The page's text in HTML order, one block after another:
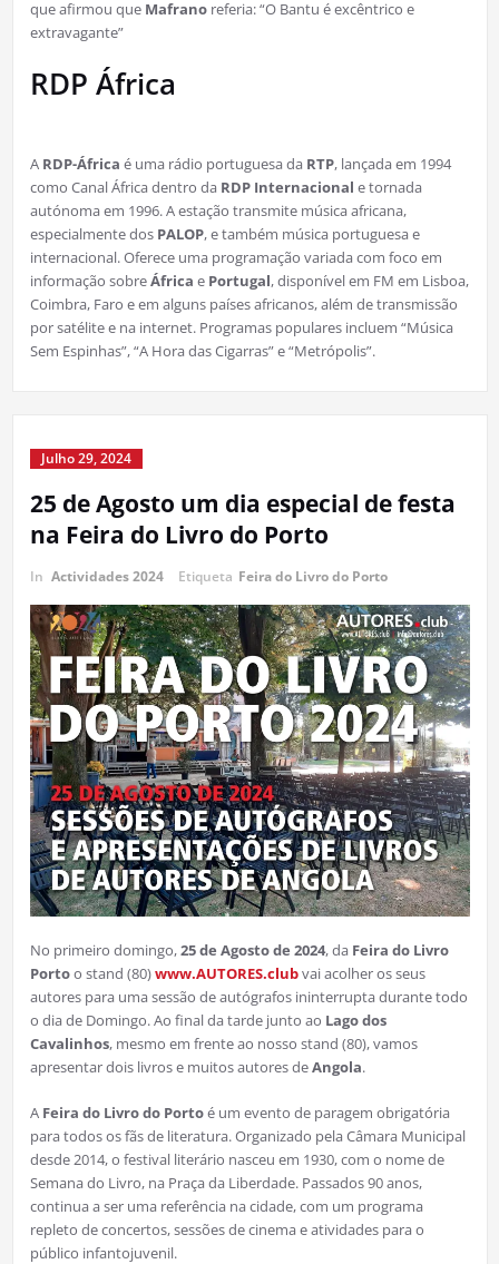
que afirmou que Mafranoreferia: “O Bantu é excêntrico e
extravagante”
RDP África
A RDP-África é uma rádio portuguesa da RTP, lançada em 1994
como Canal África dentro da RDP Internacional e tornada
autónoma em 1996. A estação transmite música africana,
especialmente dos PALOP, e também música portuguesa e
internacional. Oferece uma programação variada com foco em
informação sobreÁfrica e Portugal, disponível em FM em Lisboa,
Coimbra, Faro e em alguns países africanos, além de transmissão
por satélite e na internet. Programas populares incluem “Música
Sem Espinhas”, “A Hora das Cigarras” e “Metrópolis”.
Julho 29, 2024
25 de Agosto um dia especial de festa
na Feira do Livro do Porto
In Actividades 2024 Etiqueta Feira do Livro do Porto
No primeiro domingo,25 de Agosto de 2024, da Feira do Livro
Portoo stand (80)www.AUTORES.clubvai acolher os seus
autores para uma sessão de autógrafos ininterrupta durante todo
o dia de Domingo. Ao final da tarde junto ao Lago dos
Cavalinhos, mesmo em frente ao nosso stand (80), vamos
apresentar dois livros e muitos autores deAngola.
A Feira do Livro do Portoé um evento de paragem obrigatória
para todos os fãs de literatura. Organizado pela Câmara Municipal
desde 2014, o festival literário nasceu em 1930, com o nome de
Semana do Livro, na Praça da Liberdade. Passados 90 anos,
continua a ser uma referência na cidade, com um programa
repleto de concertos, sessões de cinema e atividades para o
público infantojuvenil.